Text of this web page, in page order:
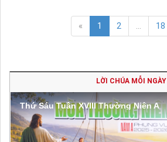
« 1 2 ... 18
LỜI CHÚA MỖI NGÀY
Thứ Sáu Tuần XVIII Thường Niên A